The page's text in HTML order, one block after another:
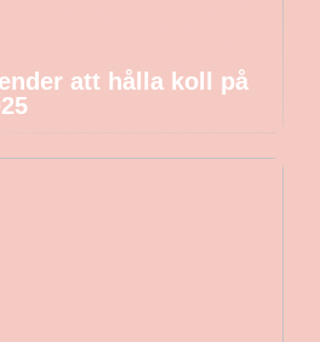
att hålla koll på